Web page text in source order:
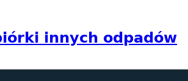
innych odpadów